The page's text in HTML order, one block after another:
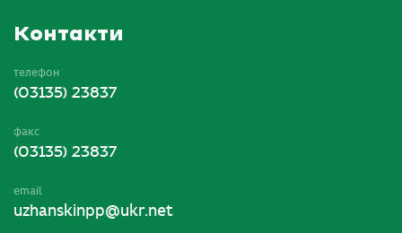
Контакти
телефон
(03135) 23837
факс
(03135) 23837
email
uzhanskinpp@ukr.net